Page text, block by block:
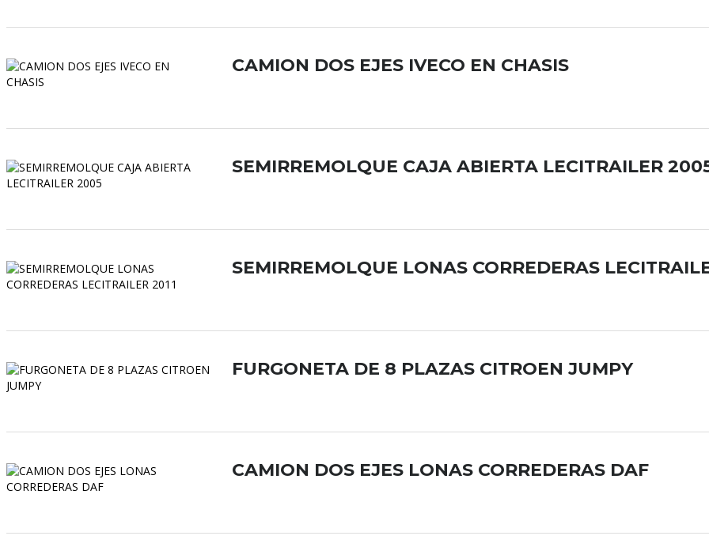
CAMION DOS EJES IVECO EN CHASIS
SEMIRREMOLQUE CAJA ABIERTA LECITRAILER
SEMIRREMOLQUE LONAS CORREDERAS
FURGONETA DE 8 PLAZAS CITROEN JUMPY
CAMION DOS EJES LONAS CORREDERAS DAF